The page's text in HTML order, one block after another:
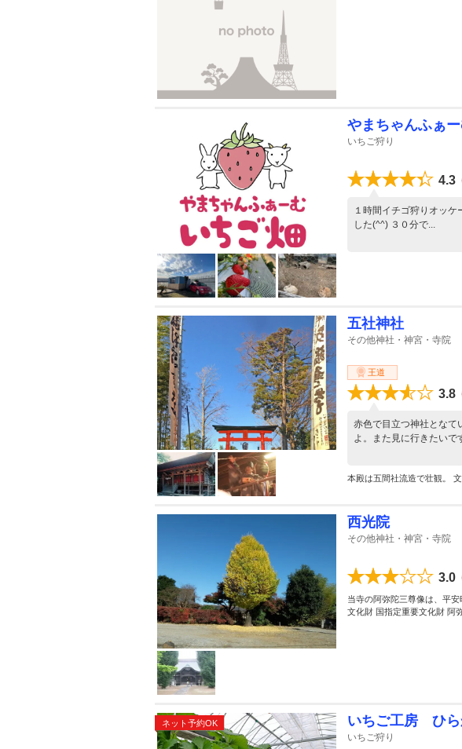
やまちゃんふぁー
いちご狩り
4.3
１時間イチゴ狩りオッ
した(^^) ３０分で...
五社神社
その他神社・神宮・寺院
王道
3.8
赤色で目立つ神社となて
よ。また見に行きたいで
本殿は五間社流造で壮観。
西光院
その他神社・神宮・寺院
3.0
当寺の阿弥陀三尊像は、平
文化財 国指定重要文化財 阿
ネット予約OK いちご工房 ひら
いちご狩り